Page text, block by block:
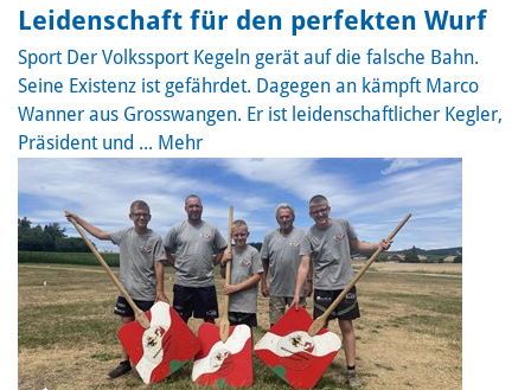
Leidenschaft für den perfekten Wurf
SportDer Volkssport Kegeln gerät auf die falsche Bahn.
Seine Existenz ist gefährdet. Dagegen an kämpft Marco
Wanner aus Grosswangen. Er ist leidenschaftlicher Kegler,
Präsident und ... Mehr